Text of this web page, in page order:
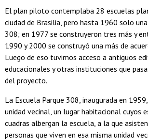
El plan piloto contemplaba 28 escuelas
ciudad de Brasilia, pero hasta 1960 solo
308; en 1977 se construyeron tres más y
1990 y 2000 se construyó una más de
Luego de eso tuvimos acceso a antiguos
educacionales y otras instituciones que
del proyecto.
La Escuela Parque 308, inaugurada en
unidad vecinal, un lugar habitacional cuyos
cuadras albergan la escuela, a la que
personas que viven en esa misma unidad